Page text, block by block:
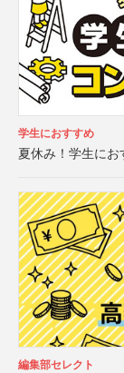
学生におすすめ
夏休み！学生にお
編集部セレクト